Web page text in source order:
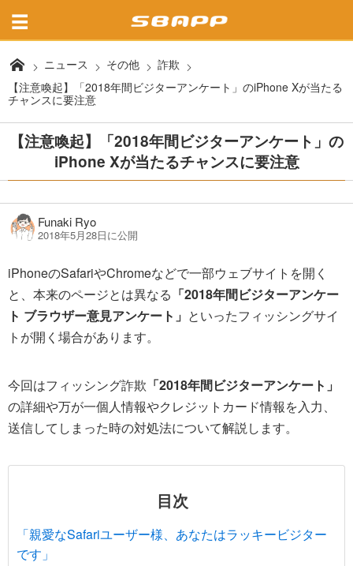
ニュース その他
詐欺
【注意喚起】「2018年間ビジターアンケート」のiPhone Xが当たる
チャンスに要注意
【注意喚起】「2018年間ビジターアンケート」の
iPhone Xが当たるチャンスに要注意
Funaki Ryo
2018年5月28日に公開
iPhoneのSafariやChromeなどで一部ウェブサイトを開く
と、本来のページとは異なる 「2018年間ビジターアンケー
ト ブラウザー意見アンケート」 といったフィッシングサイ
トが開く場合があります。
今回はフィッシング詐欺 「2018年間ビジターアンケート」
の詳細や万が一個人情報やクレジットカード情報を入力、
送信してしまった時の対処法について解説します。
目次
「親愛なSafariユーザー様、あなたはラッキービジター
です」